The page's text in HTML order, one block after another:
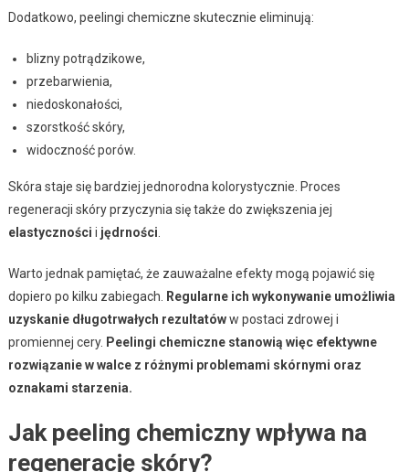
Dodatkowo, peelingi chemiczne skutecznie eliminują:
blizny potrądzikowe,
przebarwienia,
niedoskonałości,
szorstkość skóry,
widoczność porów.
Skóra staje się bardziej jednorodna kolorystycznie. Proces
regeneracji skóry przyczynia się także do zwiększenia jej
elastyczności i jędrności
Warto jednak pamiętać, że zauważalne efekty mogą pojawić się
dopiero po kilku zabiegach.
Regularne ich wykonywanie umożliwia
uzyskanie długotrwałych rezultatóww postaci zdrowej i
promiennej cery. Peelingi chemiczne stanowią więc efektywne
rozwiązanie w walce z różnymi problemami skórnymi oraz
oznakami starzenia.
Jak peeling chemiczny wpływa na
regenerację skóry?